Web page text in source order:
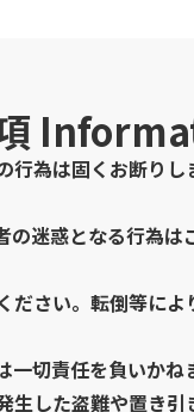
為は固くお断り
迷惑となる行為
さい。転倒等に
切責任を負いかね
した盗難や置き